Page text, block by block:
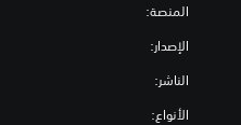
المنصة:
الإصدار:
الناشر:
الأنواع: